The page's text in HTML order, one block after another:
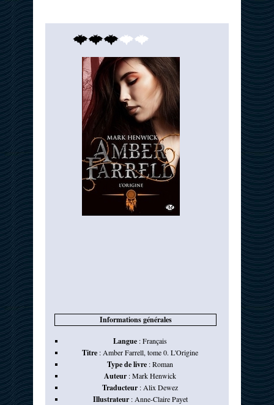
Informations générales
Langue :Français
Titre : Amber Farrell, tome 0. L'Origine
Type de livre :Roman
Auteur :Mark Henwick
Traducteur : Alix Dewez
Illustrateur: Anne-Claire Payet